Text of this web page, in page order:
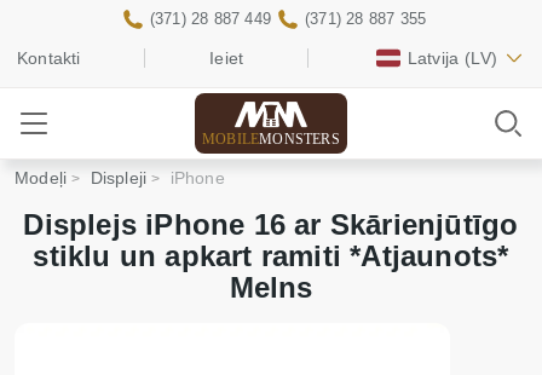
Kontakti Ieiet Latvija (LV)
(371) 28 887 449 (371) 28 887 355
MOBILEMONSTERS
Modeļi Displeji iPhone
Displejs iPhone 16 ar Skārienjūtīgo
stiklu un apkart ramiti *Atjaunots*
Melns